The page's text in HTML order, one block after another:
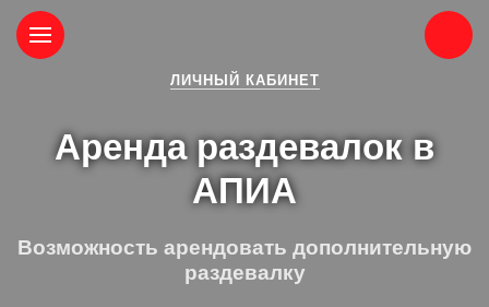
ЛИЧНЫЙ КАБИНЕТ
Аренда раздевалок в
АПИА
Возможность арендовать дополнительную
раздевалку